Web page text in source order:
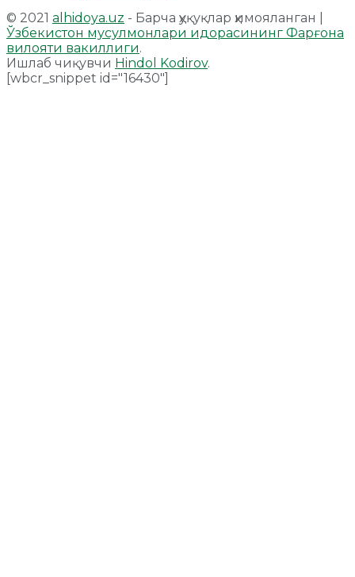
© 2021 alhidoya.uz - Барча ҳуқуқлар ҳимояланган |
Ўзбекистон мусулмонлари идорасининг Фарғона
вилояти вакиллиги.
Ишлаб чиқувчи Hindol Kodirov.
[wbcr_snippet id="16430"]